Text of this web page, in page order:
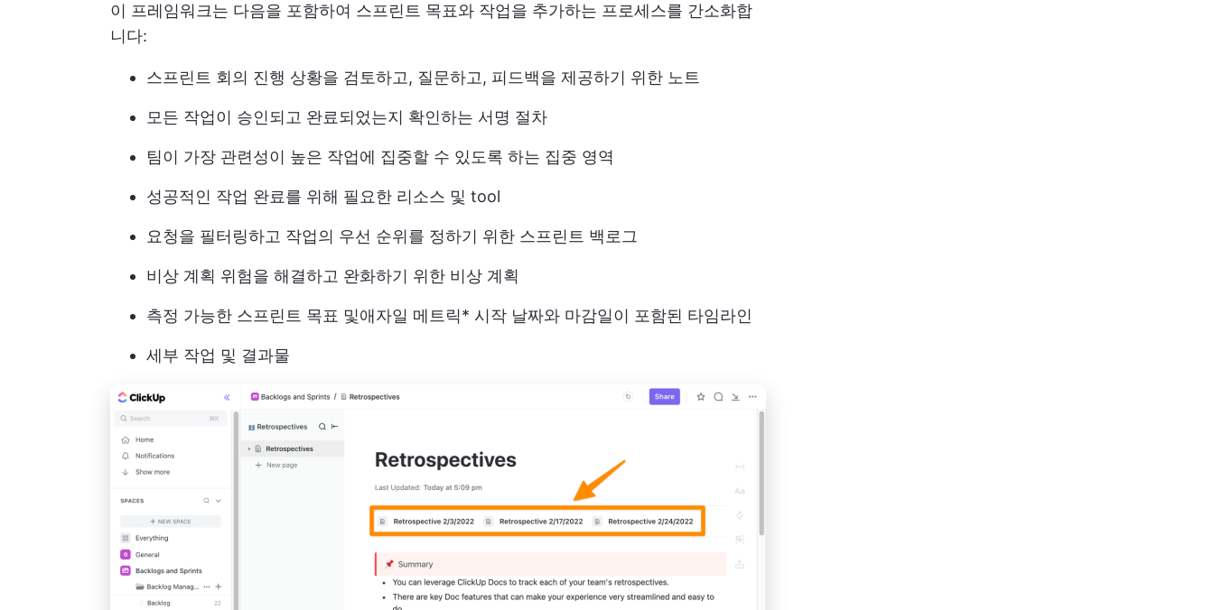
이 프레임워크는 다음을 포함하여 스프린트 목표와 작업을 추가하는 프로세스를 간소화합
니다:
스프린트 회의 진행 상황을 검토하고, 질문하고, 피드백을 제공하기 위한 노트
모든 작업이 승인되고 완료되었는지 확인하는 서명 절차
팀이 가장 관련성이 높은 작업에 집중할 수 있도록 하는 집중 영역
성공적인 작업 완료를 위해 필요한 리소스 및 tool
요청을 필터링하고 작업의 우선 순위를 정하기 위한 스프린트 백로그
비상 계획 위험을 해결하고 완화하기 위한 비상 계획
측정 가능한 스프린트 목표 및애자일 메트릭* 시작 날짜와 마감일이 포함된 타임라인
세부 작업 및 결과물